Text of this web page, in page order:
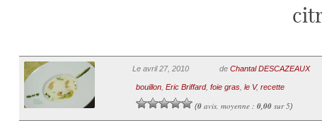
Le avril 27, 2010 de Chantal DESCAZEAUX
bouillon, Eric Briffard, foie gras, le V, recette
(0avis, moyenne : 0,00sur 5)